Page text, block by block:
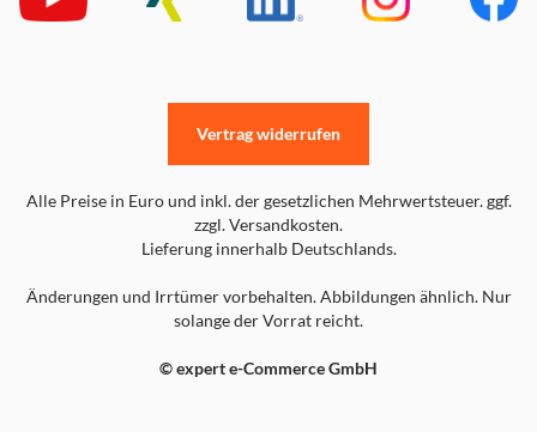
Alle Preise in Euro und inkl. der gesetzlichen Mehrwertsteuer. ggf.
zzgl. Versandkosten.
Lieferung innerhalb Deutschlands.
Änderungen und Irrtümer vorbehalten. Abbildungen ähnlich. Nur
solange der Vorrat reicht.
© expert e-Commerce GmbH
Vertrag widerrufen